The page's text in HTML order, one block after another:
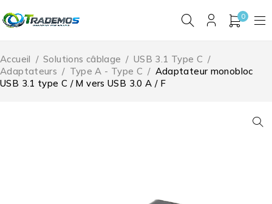
0
Accueil / Solutions câblage / USB 3.1 Type C /
Adaptateurs / Type A - Type C / Adaptateur monobloc
USB 3.1 type C / M vers USB 3.0 A / F